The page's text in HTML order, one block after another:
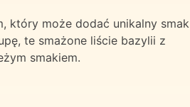
który może dodać unikalny smak
te smażone liście bazylii z
smakiem.